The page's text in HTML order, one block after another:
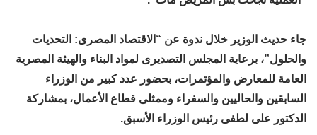
جاء حديث الوزير خلال ندوة عن “الاقتصاد المصرى: التحديات
والحلول”، برعاية المجلس التصديرى لمواد البناء والهيئة المصرية
العامة للمعارض والمؤتمرات، بحضور عدد كبير من الوزراء
السابقين والحاليين والسفراء وممثلى قطاع الأعمال، بمشاركة
الدكتور على لطفى رئيس الوزراء الأسبق.